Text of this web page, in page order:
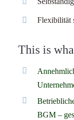
Flexibilität
This is
BGM –